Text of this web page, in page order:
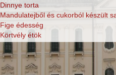
Dinnye torta
Mandulatejből és cukorból készült
Fige édesség
Körtvély étök